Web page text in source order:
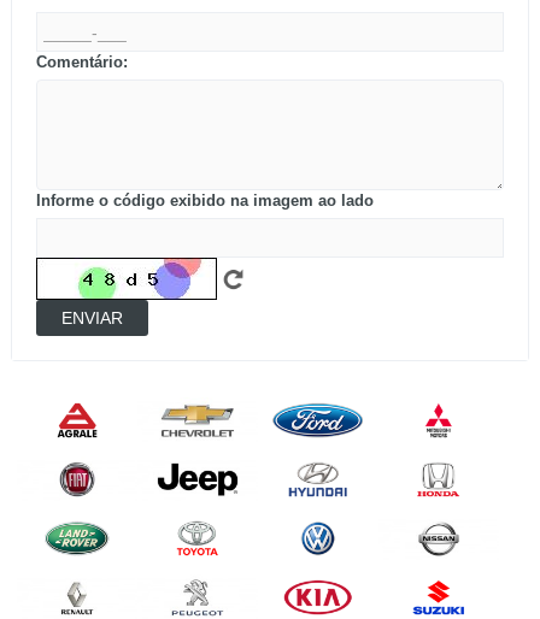
Comentário:
Informe o código exibido na imagem ao lado
ENVIAR